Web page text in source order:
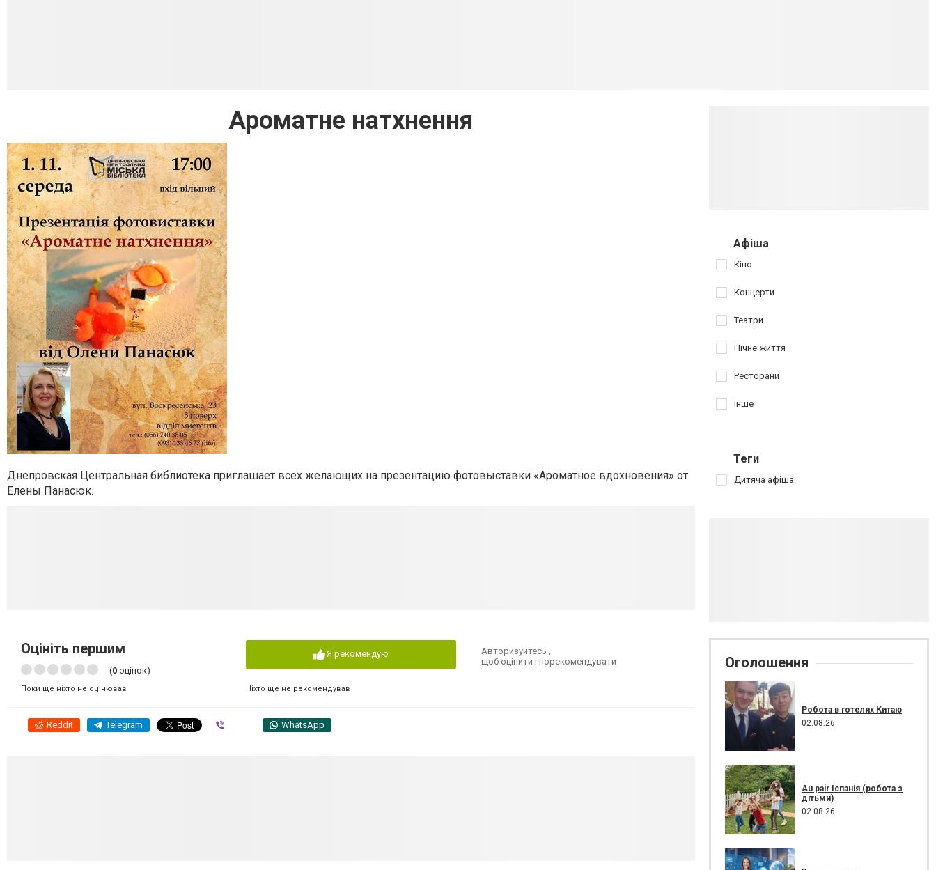
Ароматне натхнення
Днепровская Центральная библиотека приглашает всех желающих на презентацию фотовыставки «Ароматное вдохновения» от
Елены Панасюк.
Оцініть першим
(0 оцінок)
Поки ще ніхто не оцінював
Я рекомендую
Ніхто ще не рекомендував
Авторизуйтесь
щоб оцінити і порекомендувати
Reddit Telegram WhatsApp
Афіша
Кіно
Концерти
Театри
Нічне життя
Ресторани
Інше
Теги
Дитяча афіша
Оголошення
Робота в готелях Китаю
02.08.26
Au pair Іспанія (робота з
дітьми)
02.08.26